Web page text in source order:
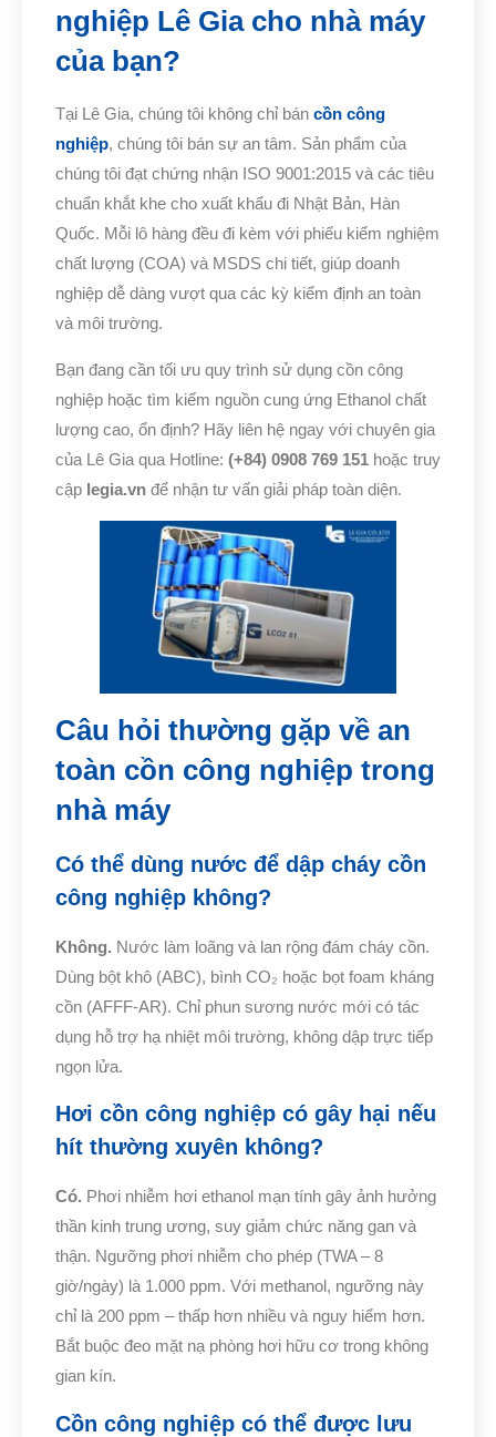
nghiệp Lê Gia cho nhà máy
của bạn?
Tại Lê Gia, chúng tôi không chỉ bán cồn công
nghiệp, chúng tôi bán sự an tâm. Sản phẩm của
chúng tôi đạt chứng nhận ISO 9001:2015 và các tiêu
chuẩn khắt khe cho xuất khẩu đi Nhật Bản, Hàn
Quốc. Mỗi lô hàng đều đi kèm với phiếu kiểm nghiệm
chất lượng (COA) và MSDS chi tiết, giúp doanh
nghiệp dễ dàng vượt qua các kỳ kiểm định an toàn
và môi trường.
Bạn đang cần tối ưu quy trình sử dụng cồn công
nghiệp hoặc tìm kiếm nguồn cung ứng Ethanol chất
lượng cao, ổn định? Hãy liên hệ ngay với chuyên gia
của Lê Gia qua Hotline: (+84) 0908 769 151 hoặc truy
cập legia.vn để nhận tư vấn giải pháp toàn diện.
Câu hỏi thường gặp về an
toàn cồn công nghiệp trong
nhà máy
Có thể dùng nước để dập cháy cồn
công nghiệp không?
Không. Nước làm loãng và lan rộng đám cháy cồn.
Dùng bột khô (ABC), bình CO₂ hoặc bọt foam kháng
cồn (AFFF-AR). Chỉ phun sương nước mới có tác
dụng hỗ trợ hạ nhiệt môi trường, không dập trực tiếp
ngọn lửa.
Hơi cồn công nghiệp có gây hại nếu
hít thường xuyên không?
Có. Phơi nhiễm hơi ethanol mạn tính gây ảnh hưởng
thần kinh trung ương, suy giảm chức năng gan và
thận. Ngưỡng phơi nhiễm cho phép (TWA – 8
giờ/ngày) là 1.000 ppm. Với methanol, ngưỡng này
chỉ là 200 ppm – thấp hơn nhiều và nguy hiểm hơn.
Bắt buộc đeo mặt nạ phòng hơi hữu cơ trong không
gian kín.
Cồn công nghiệp có thể được lưu